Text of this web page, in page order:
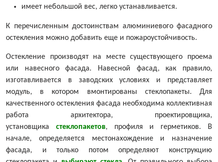
имеет небольшой вес, легко устанавливается.
К перечисленным достоинствам алюминиевого фасадного
остекления можно добавить еще и пожароустойчивость.
Остекление производят на месте существующего проема
или навесного фасада. Навесной фасад, как правило,
изготавливается в заводских условиях и представляет
модуль, в котором вмонтированы стеклопакеты. Для
качественного остекления фасада необходима коллективная
работа архитектора, проектировщика,
установщика стеклопакетов, профиля и герметиков. В
начале, определяется местонахождение и назначение
фасада, и только потом определяют конструкцию